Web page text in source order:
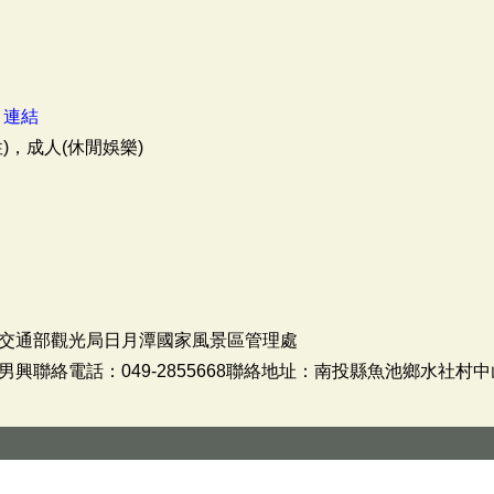
連結
，成人(休閒娛樂)
通部觀光局日月潭國家風景區管理處
興聯絡電話：049-2855668聯絡地址：南投縣魚池鄉水社村